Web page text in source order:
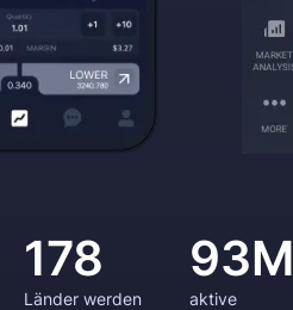
178
Länder werden
93M
aktive